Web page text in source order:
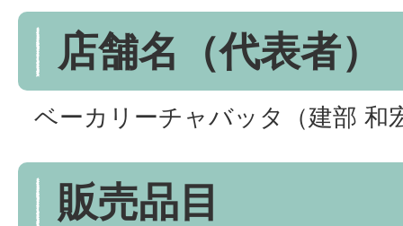
店舗名（代表者）
ベーカリーチャバッタ（建部 和
販売品目